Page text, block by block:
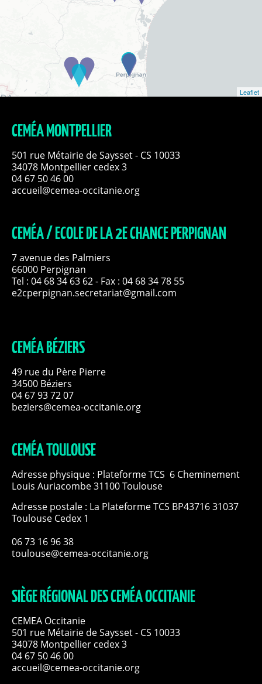
Leaflet
CEMÉA MONTPELLIER
501 rue Métairie de Saysset - CS 10033
34078 Montpellier cedex 3
04 67 50 46 00
accueil@cemea-occitanie.org
CEMÉA / ECOLE DE LA 2E CHANCE PERPIGNAN
7 avenue des Palmiers
66000 Perpignan
Tel : 04 68 34 63 62- Fax : 04 68 34 78 55
e2cperpignan.secretariat@gmail.com
CEMÉA BÉZIERS
49 rue du Père Pierre
34500 Béziers
04 67 93 72 07
beziers@cemea-occitanie.org
CEMÉA TOULOUSE
Adresse physique : Plateforme TCS 6 Cheminement
Louis Auriacombe 31100 Toulouse
Adresse postale : La Plateforme TCS BP43716 31037
Toulouse Cedex 1
06 73 16 96 38
toulouse@cemea-occitanie.org
SIÈGE RÉGIONAL DES CEMÉA OCCITANIE
CEMEA Occitanie
501 rue Métairie de Saysset - CS 10033
34078 Montpellier cedex 3
04 67 50 46 00
accueil@cemea-occitanie.org